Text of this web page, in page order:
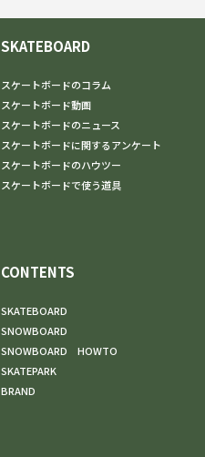
SKATEBOARD
スケートボードのコラム
スケートボード動画
スケートボードのニュース
スケートボードに関するアンケート
スケートボードのハウツー
スケートボードで使う道具
CONTENTS
SKATEBOARD
SNOWBOARD
SNOWBOARD HOWTO
SKATEPARK
BRAND